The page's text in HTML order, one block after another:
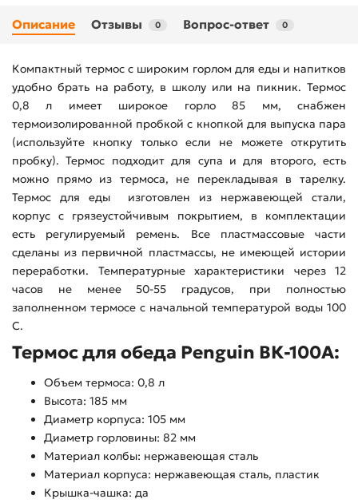
Описание Отзывы 0 Вопрос-ответ 0
Компактный термос с широким горлом для еды и напитков
удобно брать на работу, в школу или на пикник. Термос
0,8 л имеет широкое горло 85 мм, снабжен
термоизолированной пробкой с кнопкой для выпуска пара
(используйте кнопку только если не можете открутить
пробку). Термос подходит для супа и для второго, есть
можно прямо из термоса, не перекладывая в тарелку.
Термос для еды изготовлен из нержавеющей стали,
корпус с грязеустойчивым покрытием, в комплектации
есть регулируемый ремень. Все пластмассовые части
сделаны из первичной пластмассы, не имеющей истории
переработки. Температурные характеристики через 12
часов не менее 50-55 градусов, при полностью
заполненном термосе с начальной температурой воды 100
С.
Термос для обеда Penguin ВК-100А:
Объем термоса: 0,8 л
Высота: 185 мм
Диаметр корпуса: 105 мм
Диаметр горловины: 82 мм
Материал колбы: нержавеющая сталь
Материал корпуса: нержавеющая сталь, пластик
Крышка-чашка: да